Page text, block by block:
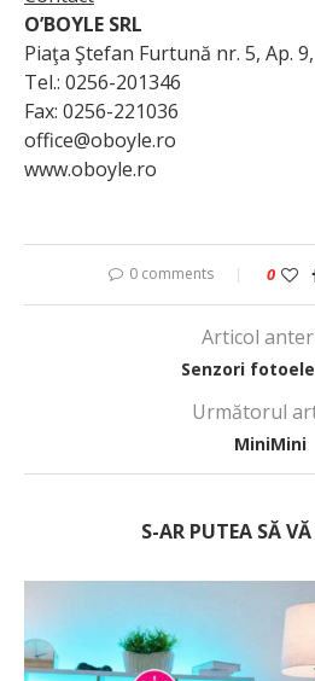
O’BOYLE SRL
Piaţa Ştefan Furtună nr. 5, Ap.
Tel.: 0256-201346
Fax: 0256-221036
office@oboyle.ro
www.oboyle.ro
0 comments 0
Articol
Senzori
Următorul
MiniMini
S-AR PUTEA SĂ